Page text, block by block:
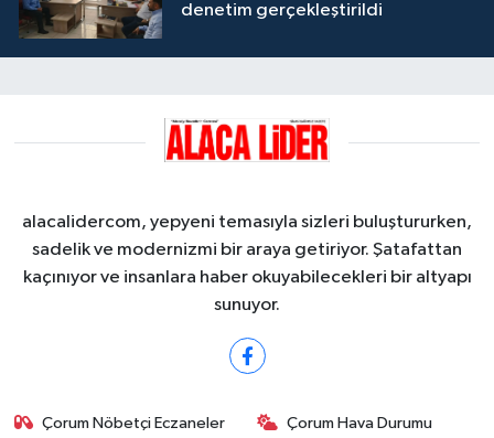
denetim gerçekleştirildi
alacalidercom, yepyeni temasıyla sizleri buluştururken,
sadelik ve modernizmi bir araya getiriyor. Şatafattan
kaçınıyor ve insanlara haber okuyabilecekleri bir altyapı
sunuyor.
Çorum Nöbetçi Eczaneler Çorum Hava Durumu